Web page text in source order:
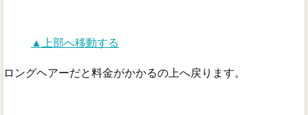
▲上部へ移動する
ロングヘアーだと料金がかかるの上へ戻ります。